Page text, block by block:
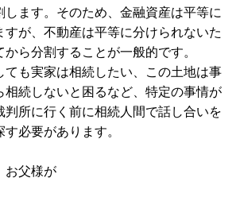
します。そのため、金融資産は平等に
すが、不動産は平等に分けられないた
ら分割することが一般的です。
ても実家は相続したい、この土地は事
相続しないと困るなど、特定の事情が
判所に行く前に相続人間で話し合いを
必要があります。
お父様が